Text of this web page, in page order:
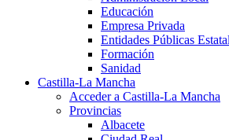
Educación
Empresa Privada
Entidades Públicas
Formación
Sanidad
Castilla-La Mancha
Acceder a Castilla-La Mancha
Provincias
Albacete